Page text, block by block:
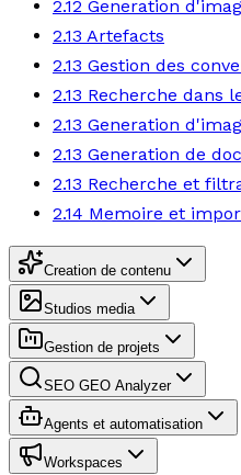
2.12 Generation
2.13 Artefacts
2.13 Gestion des
2.13 Recherche dans
2.13 Generation
2.13 Generation de
2.13 Recherche et
2.14 Memoire et
Creation de contenu
Studios media
Gestion de projets
SEO GEO Analyzer
Agents et automatisation
Workspaces